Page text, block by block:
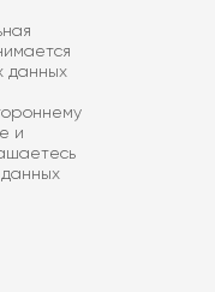
данных
и